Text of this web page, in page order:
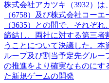
株式会社アカツキ（3932）
（6758）及び株式会社コー
（3635）との間で、それぞ
締結し、両社に対する第三者
うことについて決議した。
ループ及び割当予定先グルー
の推進をより確実なものにす
た新規ゲームの開発